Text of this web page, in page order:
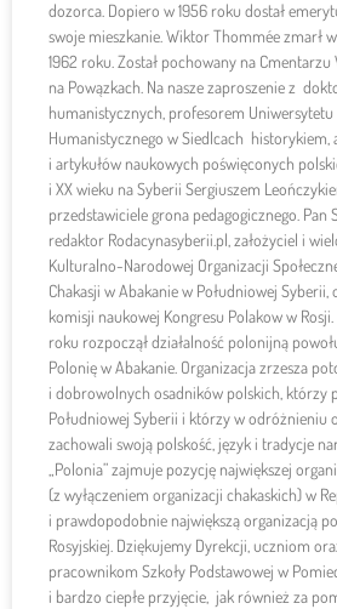
dozorca. Dopiero w 1956 roku dostał
swoje mieszkanie. Wiktor Thommée zmarł
1962 roku. Został pochowany na Cmentarzu
na Powązkach. Na nasze zaproszenie z
humanistycznych, profesorem
Humanistycznego w Siedlcach historykiem,
i artykułów naukowych poświęconych
i XX wieku na Syberii Sergiuszem
przedstawiciele grona pedagogicznego. Pan
redaktor Rodacynasyberii.pl, założyciel i
Kulturalno-Narodowej Organizacji
Chakasji w Abakanie w Południowej
komisji naukowej Kongresu Polakow w
roku rozpoczął działalność polonijną
Polonię w Abakanie. Organizacja zrzesza
i dobrowolnych osadników polskich, którzy
Południowej Syberii i którzy w odróżnieniu
zachowali swoją polskość, język i tradycje
„Polonia” zajmuje pozycję największej
(z wyłączeniem organizacji chakaskich) w
i prawdopodobnie największą organizacją
Rosyjskiej. Dziękujemy Dyrekcji, uczniom
pracownikom Szkoły Podstawowej w
i bardzo ciepłe przyjęcie, jak również za